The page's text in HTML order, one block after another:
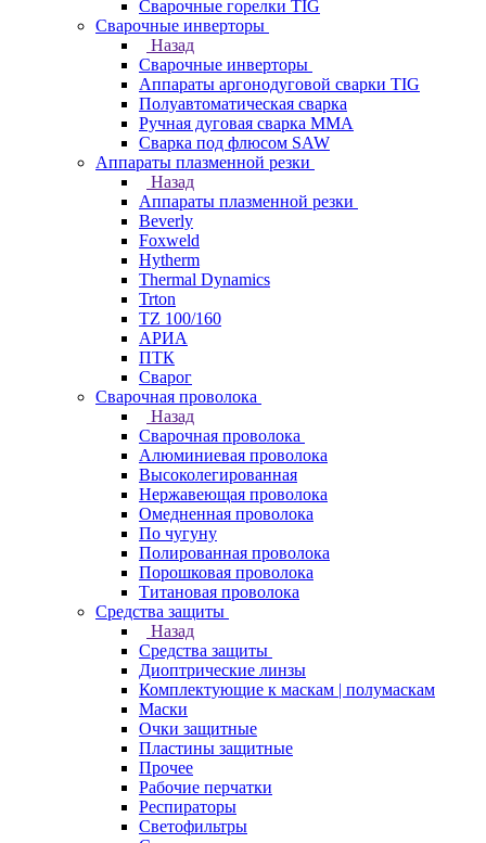
Сварочные горелки TIG
Сварочные инверторы
Назад
Сварочные инверторы
Аппараты аргонодуговой сварки TIG
Полуавтоматическая сварка
Ручная дуговая сварка MMA
Сварка под флюсом SAW
Аппараты плазменной резки
Назад
Аппараты плазменной резки
Beverly
Foxweld
Hytherm
Thermal Dynamics
Trton
TZ 100/160
АРИА
ПТК
Сварог
Сварочная проволока
Назад
Сварочная проволока
Алюминиевая проволока
Высоколегированная
Нержавеющая проволока
Омедненная проволока
По чугуну
Полированная проволока
Порошковая проволока
Титановая проволока
Средства защиты
Назад
Средства защиты
Диоптрические линзы
Комплектующие к маскам | полумаскам
Маски
Очки защитные
Пластины защитные
Прочее
Рабочие перчатки
Респираторы
Светофильтры